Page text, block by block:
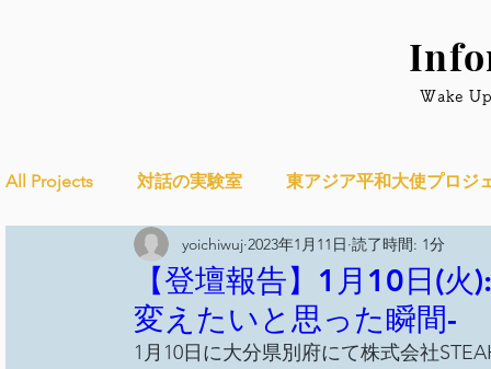
​Wake
All Projects 対話の実験室 東アジア平和大使プロジ
Ethical＆Sustainably シティズンシップ啓発出前授
YouthCan CHANGE 社会を変
【登壇報告】1月10日(
変えたいと思った瞬間-
yoichiwuj 2023年1月11日 読了時間: 1分
1月10日に大分県別府にて株式会社